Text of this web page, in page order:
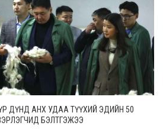
ҮР ДҮНД АНХ УДАА ТҮҮХИЙ ЭДИЙН 50
БЭЛТГЭЖЭЭ